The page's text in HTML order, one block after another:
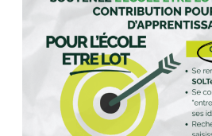
En changeant notre regard sur le
2017 ouvre de nouvelles
incohérences du système
Pour tout savoir
ALIMENTERRE,www.festival-